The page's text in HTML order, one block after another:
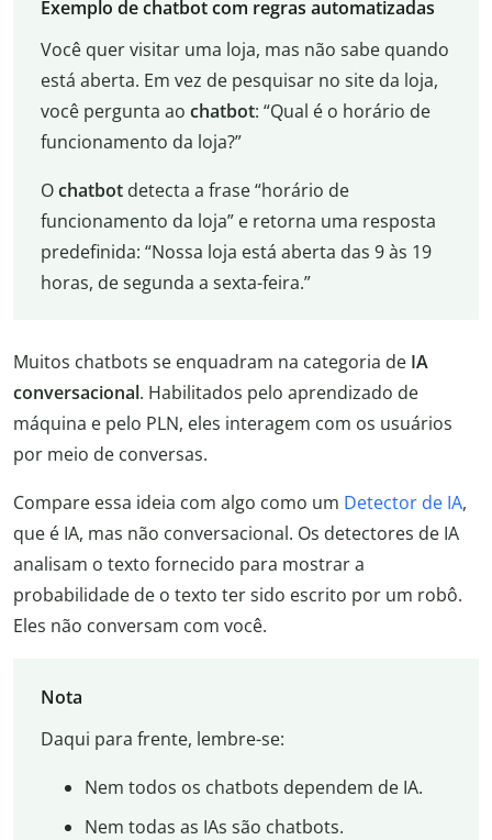
Exemplo de chatbot com regras automatizadas
Você quer visitar uma loja, mas não sabe quando
está aberta. Em vez de pesquisar no site da loja,
você pergunta ao chatbot: “Qual é o horário de
funcionamento da loja?”
Ochatbotdetecta a frase “horário de
funcionamento da loja” e retorna uma resposta
predefinida: “Nossa loja está aberta das 9 às 19
horas, de segunda a sexta-feira.”
Muitos chatbots se enquadram na categoria de IA
conversacional. Habilitados pelo aprendizado de
máquina e pelo PLN, eles interagem com os usuários
por meio de conversas.
Compare essa ideia com algo como um Detector de IA,
que é IA, mas não conversacional. Os detectores de IA
analisam o texto fornecido para mostrar a
probabilidade de o texto ter sido escrito por um robô.
Eles não conversam com você.
Nota
Daqui para frente, lembre-se:
Nem todos os chatbots dependem de IA.
Nem todas as IAs são chatbots.